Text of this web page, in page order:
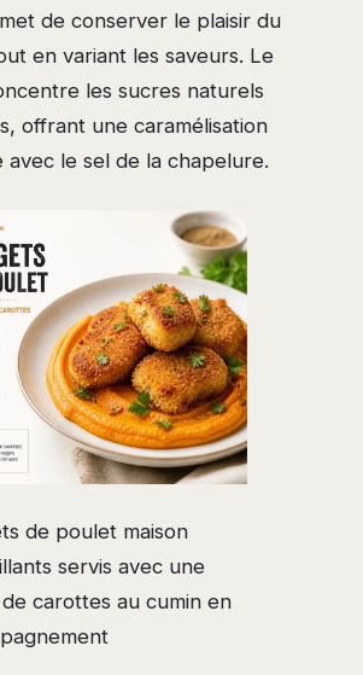
de conserver le plaisir du
en variant les saveurs. Le
les sucres naturels
offrant une caramélisation
avec le sel de la chapelure.
de poulet maison
servis avec une
carottes au cumin en